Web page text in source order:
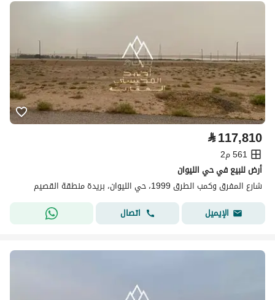
⃁117,810
561 م2
أرض للبيع في حي الليوان
شارع المفرق وكمب الطرق 1999، حي الليوان، بريدة منطقة القصيم
الإيميل
اتصال